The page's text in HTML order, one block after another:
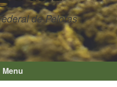
de Pelotas
Menu